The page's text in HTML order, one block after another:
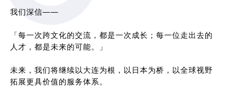
我们深信——
「每一次跨文化的交流，都是一次成长；每一位走出去的
人才，都是未来的可能。」
未来，我们将继续以大连为根，以日本为桥，以全球视野
拓展更具价值的服务体系。